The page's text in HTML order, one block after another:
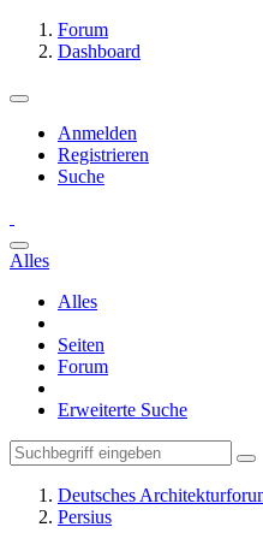
Forum
Dashboard
Anmelden
Registrieren
Suche
Alles
Alles
Seiten
Forum
Erweiterte Suche
Deutsches
Persius